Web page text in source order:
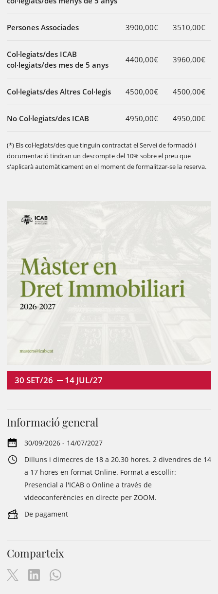
Persones Associades 3900,00€ 3510,00€
Col·legiats/des ICAB
col·legiats/des mes de 5 anys
4400,00€ 3960,00€
Col·legiats/des Altres Col·legis 4500,00€ 4500,00€
No Col·legiats/des ICAB 4950,00€ 4950,00€
(*) Els col·legiats/des que tinguin contractat el Servei de formació i
documentació tindran un descompte del 10% sobre el preu que
s'aplicarà automàticament en el moment de formalitzar-se la reserva.
30 SET/26 14 JUL/27
Informació general
30/09/2026 - 14/07/2027
Dilluns i dimecres de 18 a 20.30 hores. 2 divendres de 14
a 17 hores en format Online. Format a escollir:
Presencial a l'ICAB o Online a través de
videoconferències en directe per ZOOM.
De pagament
Comparteix